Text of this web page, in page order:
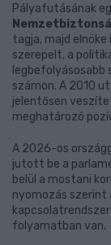
Pályafutásának
tagja, majd
szerepelt, a
számon. A 2010
jelentősen
meghatározó
A 2026-os
jutott be a
belül a mostani
nyomozás szerint
folyamatban van.